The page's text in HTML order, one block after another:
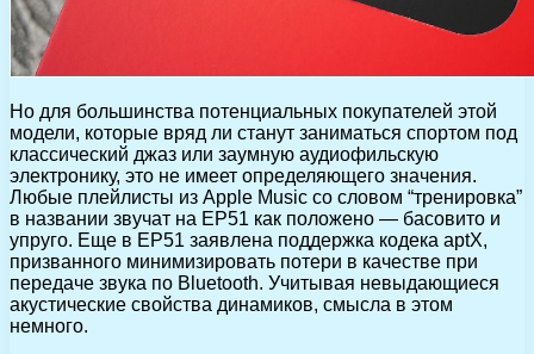
Но для большинства потенциальных покупателей этой
модели, которые вряд ли станут заниматься спортом под
классический джаз или заумную аудиофильскую
электронику, это не имеет определяющего значения.
Любые плейлисты из Apple Music со словом “тренировка”
в названии звучат на EP51 как положено — басовито и
упруго. Еще в EP51 заявлена поддержка кодека aptX,
призванного минимизировать потери в качестве при
передаче звука по Bluetooth. Учитывая невыдающиеся
акустические свойства динамиков, смысла в этом
немного.